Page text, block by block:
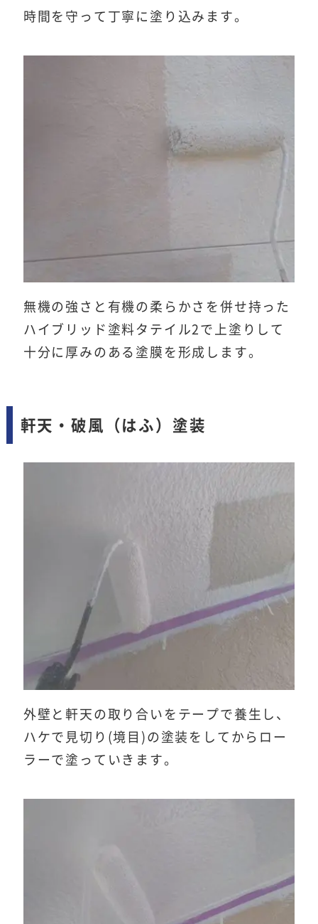
時間を守って丁寧に塗り込みます。
無機の強さと有機の柔らかさを併せ持った
ハイブリッド塗料タテイル2で上塗りして
十分に厚みのある塗膜を形成します。
軒天・破風（はふ）塗装
外壁と軒天の取り合いをテープで養生し、
ハケで見切り(境目)の塗装をしてからロー
ラーで塗っていきます。